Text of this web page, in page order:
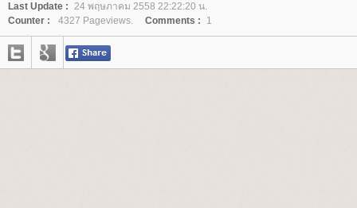
Last Update : 24 พฤษภาคม 2558 22:22:20 น.
Counter :
4327 Pageviews. Comments : 1